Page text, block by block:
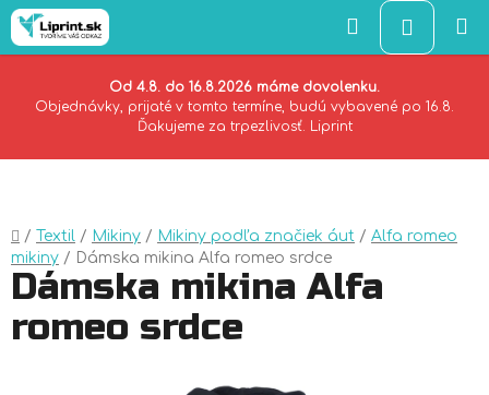
Od 4.8. do 16.8.2026 máme dovolenku.
Objednávky, prijaté v tomto termíne, budú vybavené po 16.8.
Ďakujeme za trpezlivosť. Liprint
Hľadať
KOŠÍK
Domov
/ Textil / Mikiny / Mikiny podľa značiek áut / Alfa romeo
mikiny / Dámska mikina Alfa romeo srdce
Dámska mikina Alfa
romeo srdce